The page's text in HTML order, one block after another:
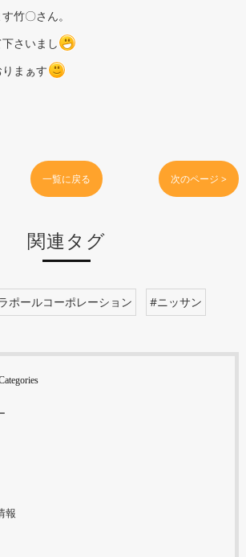
竹〇さん。
さいまし
まぁす
一覧に戻る 次のページ >
関連タグ
ポールコーポレーション #ニッサン
報